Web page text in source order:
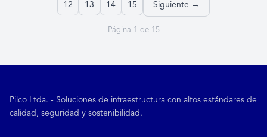
12 13 14 15 Siguiente →
Página 1 de 15
Pilco Ltda. - Soluciones de infraestructura con altos estándares de
calidad, seguridad y sostenibilidad.